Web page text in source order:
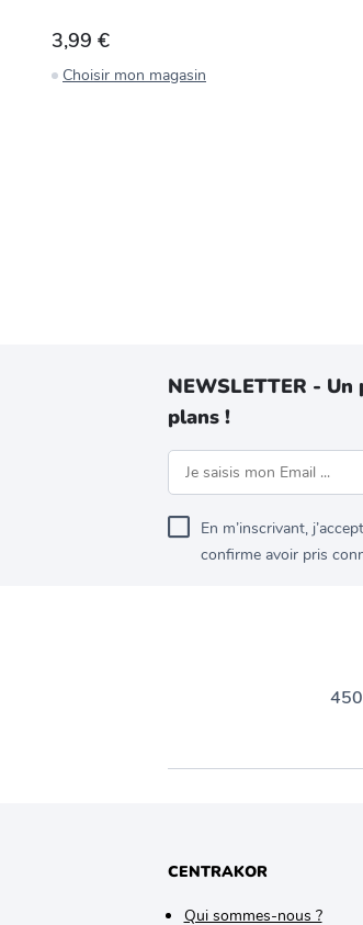
3,99 €
Choisir mon magasin
NEWSLETTER -
plans !
En m’inscrivant,
confirme avoir pris
CENTRAKOR
Qui sommes-nous ?